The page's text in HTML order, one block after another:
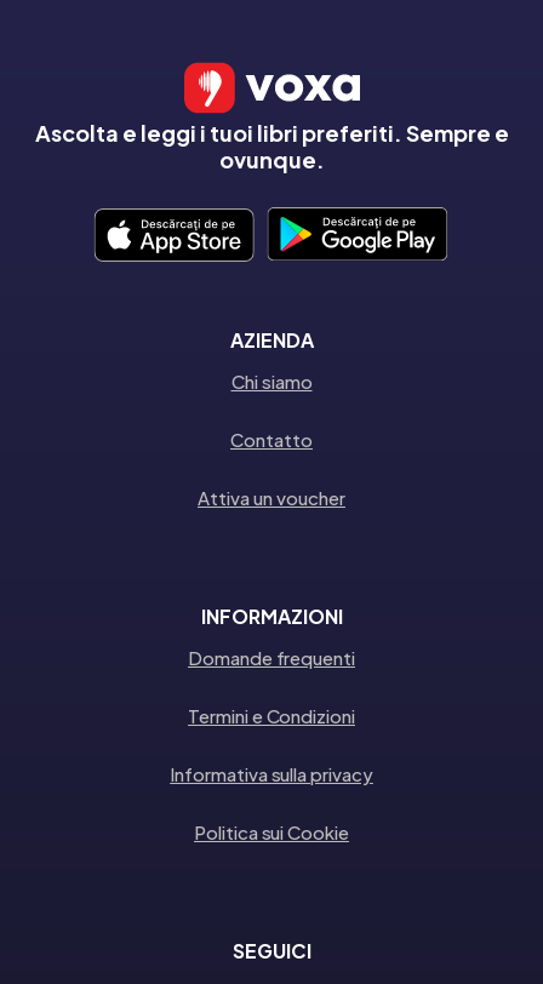
Ascolta e leggi i tuoi libri preferiti. Sempre e
ovunque.
AZIENDA
Chi siamo
Contatto
Attiva un voucher
INFORMAZIONI
Domande frequenti
Termini e Condizioni
Informativa sulla privacy
Politica sui Cookie
SEGUICI